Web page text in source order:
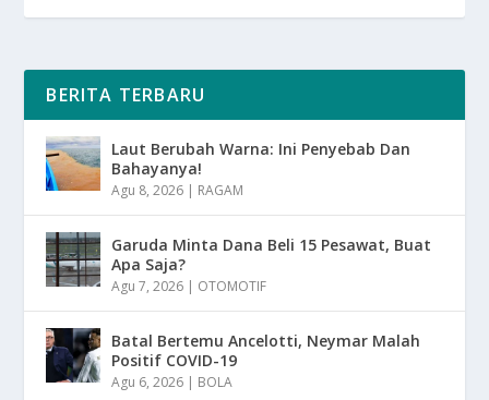
BERITA TERBARU
Laut Berubah Warna: Ini Penyebab Dan
Bahayanya!
Agu 8, 2026 | RAGAM
Garuda Minta Dana Beli 15 Pesawat, Buat
Apa Saja?
Agu 7, 2026 | OTOMOTIF
Batal Bertemu Ancelotti, Neymar Malah
Positif COVID-19
Agu 6, 2026 | BOLA